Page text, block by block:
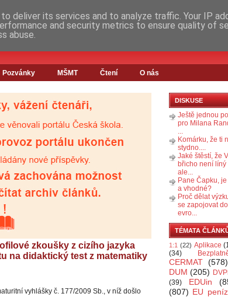
Pozvánky MŠMT Čtení O nás
zkoušky z cizího jazyka
na didaktický test z matematiky
vyhlášky č. 177/2009 Sb., v níž došlo
DISKUSE
Ještě jednou
pro Milana
...
Komárku, že ti
stydno....
Jaké štěstí, že
břicho není líný
ale...
Pane Čapku,
a vhodné?
Proč dělat
se zapojovat
evro...
TÉMATA
1:1 (22) Aplikace
(34)
CERMAT (578)
DUM (205)
(39)
EDUin
(807) EU
deliver its services and to analyze traffic. Your IP
and security metrics to ensure quality of
abuse.